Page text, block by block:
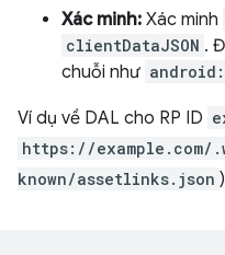
Xác minh: Xác minh
clientDataJSON .
chuỗi như
Ví dụ về DAL cho RP ID
https://example.com/
known/assetlinks.json )